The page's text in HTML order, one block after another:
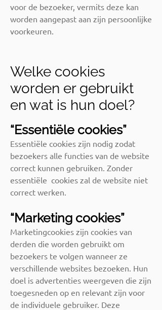
voor de bezoeker, vermits deze kan
worden aangepast aan zijn persoonlijke
voorkeuren.
Welke cookies
worden er gebruikt
en wat is hun doel?
“Essentiële cookies”
Essentiële cookies zijn nodig zodat
bezoekers alle functies van de website
correct kunnen gebruiken. Zonder
essentiële cookies zal de website niet
correct werken.
“Marketing cookies”
Marketingcookies zijn cookies van
derden die worden gebruikt om
bezoekers te volgen wanneer ze
verschillende websites bezoeken. Hun
doel is advertenties weergeven die zijn
toegesneden op en relevant zijn voor
de individuele gebruiker. Deze